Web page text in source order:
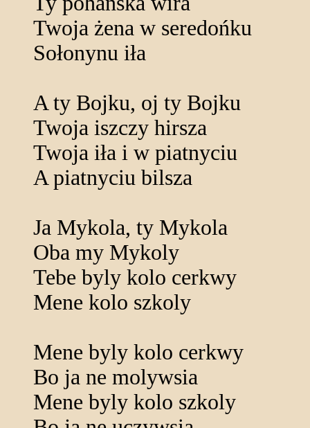
Twoja żena w seredońku
Sołonynu iła
A ty Bojku, oj ty Bojku
Twoja iszczy hirsza
Twoja iła i w piatnyciu
A piatnyciu bilsza
Ja Mykola, ty Mykola
Oba my Mykoly
Tebe byly kolo cerkwy
Mene kolo szkoly
Mene byly kolo cerkwy
Bo ja ne molywsia
Mene byly kolo szkoly